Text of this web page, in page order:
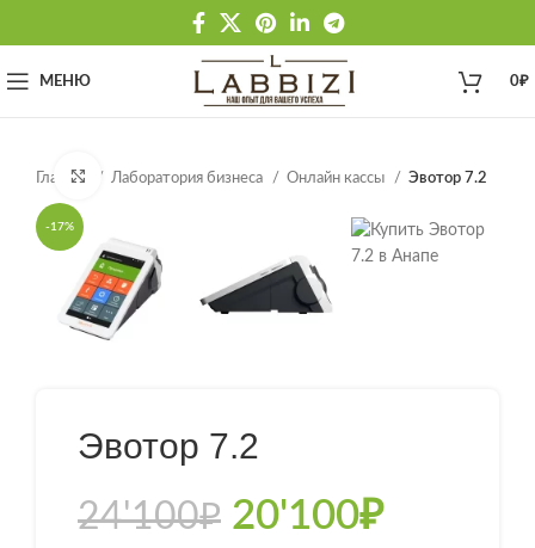
МЕНЮ 0₽
Главная Лаборатория бизнеса Онлайн кассы Эвотор 7.2
-17%
Нажмите, чтобы увеличить
Эвотор 7.2
24'100₽ 20'100₽